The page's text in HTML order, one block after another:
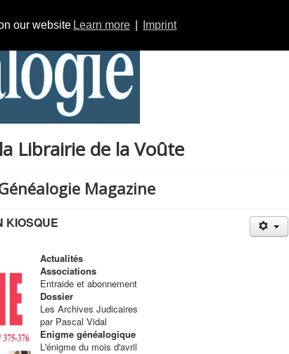
our website Learn more Imprint
Librairie de la Voûte
Magazine
KIOSQUE
Actualités
Associations
Entraide et abonnement
Dossier
Les Archives Judicaires
par Pascal Vidal
Enigme généalogique
L'énigme du mois d'avril